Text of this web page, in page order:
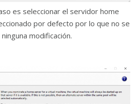
es seleccionar el servidor home
por defecto por lo que no se
ninguna modificación.